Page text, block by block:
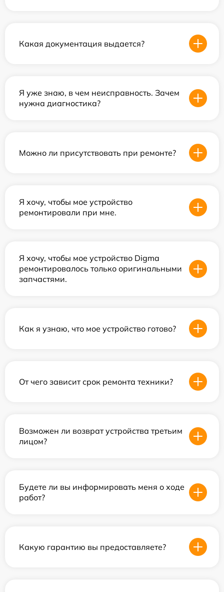
Какая документация выдается?
Я уже знаю, в чем неисправность. Зачем
нужна диагностика?
Можно ли присутствовать при ремонте?
Я хочу, чтобы мое устройство
ремонтировали при мне.
Я хочу, чтобы мое устройство Digma
ремонтировалось только оригинальными
запчастями.
Как я узнаю, что мое устройство готово?
От чего зависит срок ремонта техники?
Возможен ли возврат устройства третьим
лицом?
Будете ли вы информировать меня о ходе
работ?
Какую гарантию вы предоставляете?